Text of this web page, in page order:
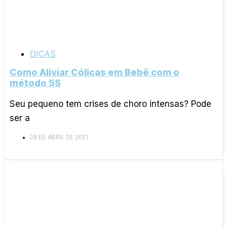
DICAS
Como Aliviar Cólicas em Bebê com o
método 5S
Seu pequeno tem crises de choro intensas? Pode
ser a
28 DE ABRIL DE 2021